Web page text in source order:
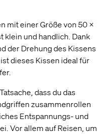
mit einer Größe von 50 x
klein und handlich. Dank
der Drehung des Kissens
dieses Kissen ideal für
dass du das
zusammenrollen
Entspannungs- und
Vor allem auf Reisen, um